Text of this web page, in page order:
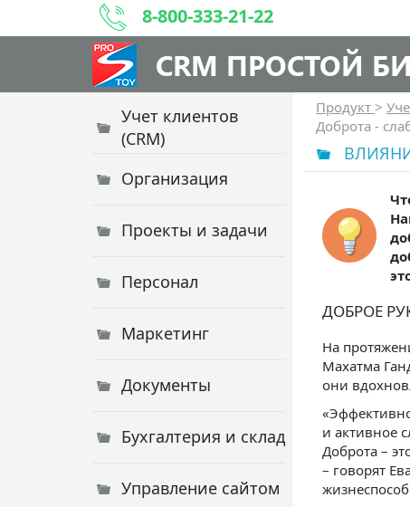
8-800-333-21-22
CRM ПРОСТОЙ
Учет клиентов
(CRM)
Организация
Проекты и задачи
Персонал
Маркетинг
Документы
Бухгалтерия и склад
Управление сайтом
Продукт >
Доброта -
ДОБРОЕ
На
Махатма
они
и активное
Доброта –
– говорят